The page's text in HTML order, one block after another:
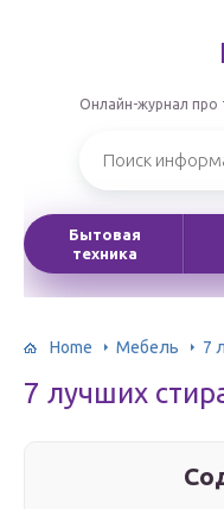
Онлайн-журнал про
Бытовая
техника
Home Мебель 7
7 лучших